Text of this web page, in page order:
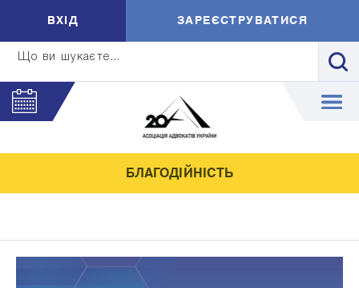
Що ви шукаєте...
ВXIД ЗАРЕЄСТРУВАТИСЯ
БЛАГОДІЙНІСТЬ